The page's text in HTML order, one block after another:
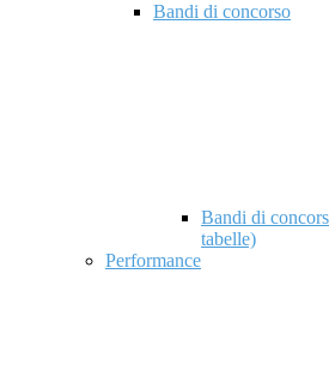
Bandi di concorso
Bandi di
tabelle)
Performance